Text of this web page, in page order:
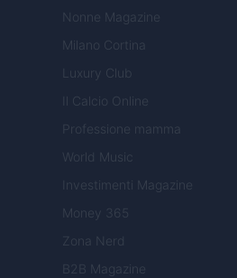
Nonne Magazine
Milano Cortina
Luxury Club
Il Calcio Online
Professione mamma
World Music
Investimenti Magazine
Money 365
Zona Nerd
B2B Magazine